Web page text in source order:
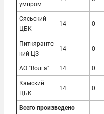
умпром
Сясьский
ЦБК
14 0
Питкярантс
кий ЦЗ
14 0
АО "Волга" 14 0
Камский
ЦБК
14 0
Всего произведено